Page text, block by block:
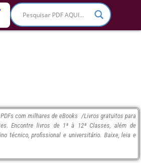
com milhares de eBooks /Livros gratuitos para
Encontre livros de 1ª à 12ª Classes, além de
técnico, profissional e universitário. Baixe, leia e